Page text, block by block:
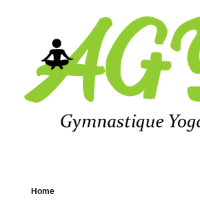
Home